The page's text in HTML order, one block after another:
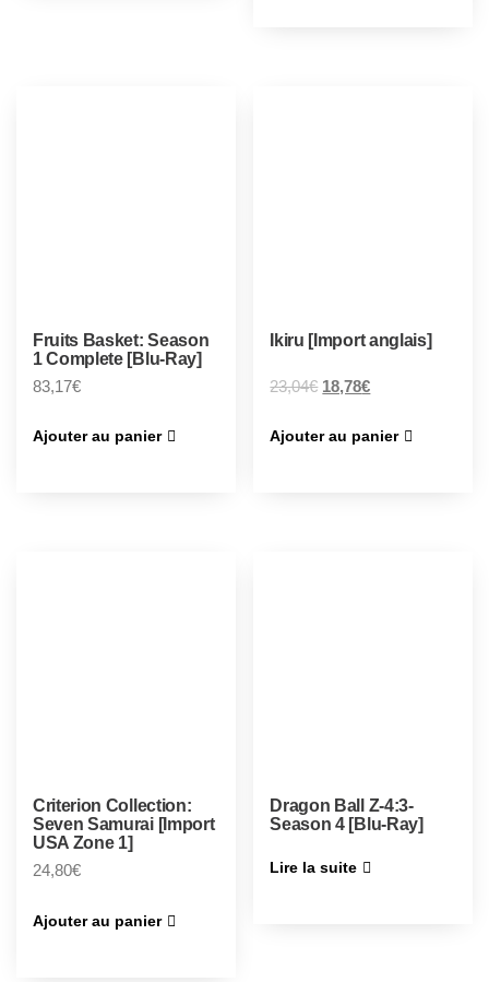
Fruits Basket: Season
1 Complete [Blu-Ray]
83,17€
Ajouter au panier
Ikiru [Import anglais]
23,04€ 18,78€
Ajouter au panier
Criterion Collection:
Seven Samurai [Import
USA Zone 1]
24,80€
Ajouter au panier
Dragon Ball Z-4:3-
Season 4 [Blu-Ray]
Lire la suite